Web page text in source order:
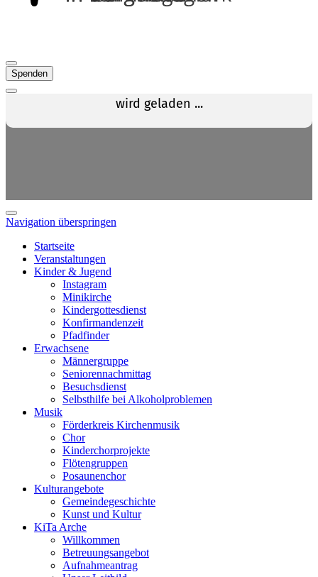
Spenden
Navigation überspringen
Startseite
Veranstaltungen
Kinder & Jugend
Instagram
Minikirche
Kindergottesdienst
Konfirmandenzeit
Pfadfinder
Erwachsene
Männergruppe
Seniorennachmittag
Besuchsdienst
Selbsthilfe bei Alkoholproblemen
Musik
Förderkreis Kirchenmusik
Chor
Kinderchorprojekte
Flötengruppen
Posaunenchor
Kulturangebote
Gemeindegeschichte
Kunst und Kultur
KiTa Arche
Willkommen
Betreuungsangebot
Aufnahmeantrag